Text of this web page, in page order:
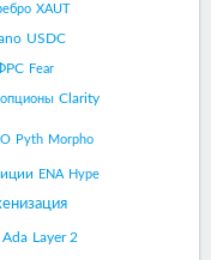
XAUT
USDC
Fear
опционы Clarity
Pyth Morpho
ENA Hype
Ada Layer 2